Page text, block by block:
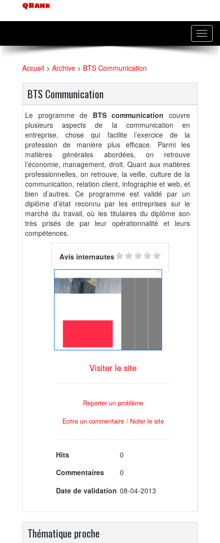
QRank
Accueil > Archive > BTS Communication
BTS Communication
Le programme de BTS communication couvre
plusieurs aspects de la communication en
entreprise, chose qui facilite l’exercice de la
profession de manière plus efficace. Parmi les
matières générales abordées, on retrouve
l’économie, management, droit. Quant aux matières
professionnelles, on retrouve, la veille, culture de la
communication, relation client, infographie et web, et
bien d’autres. Ce programme est validé par un
diplôme d’état reconnu par les entreprises sur le
marché du travail, où les titulaires du diplôme son
très prisés de par leur opérationnalité et leurs
compétences.
Avis internautes
Visiter le site
Reporter un problème
Ecrire un commentaire / Noter le site
Hits
0
Commentaires
0
Date de validation 08-04-2013
Thématique proche